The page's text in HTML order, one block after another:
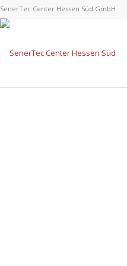
SenerTec Center Hessen Süd GmbH